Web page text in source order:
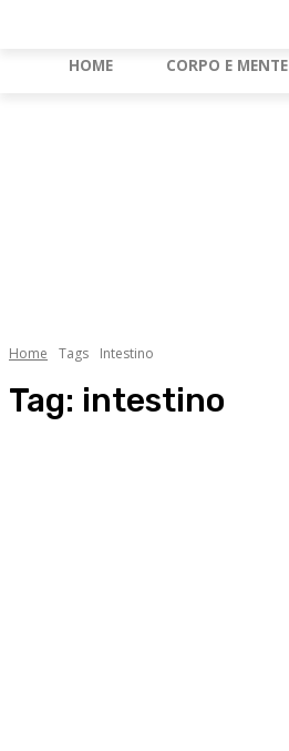
HOME CORPO E MENTE
Home Tags Intestino
Tag: intestino